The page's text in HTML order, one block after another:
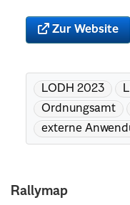
Rallymap
Zur Website
LODH 2023
Ordnungsamt
externe